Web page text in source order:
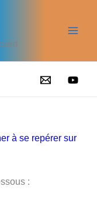
à se repérer sur
: